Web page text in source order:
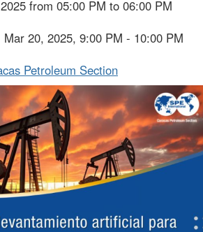
from 05:00 PM to 06:00 PM
Mar 20, 2025, 9:00 PM - 10:00 PM
Petroleum Section